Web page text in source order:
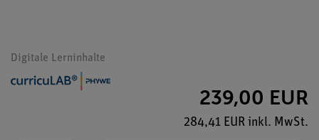
Digitale Lerninhalte
239,00 EUR
284,41 EUR inkl. MwSt.